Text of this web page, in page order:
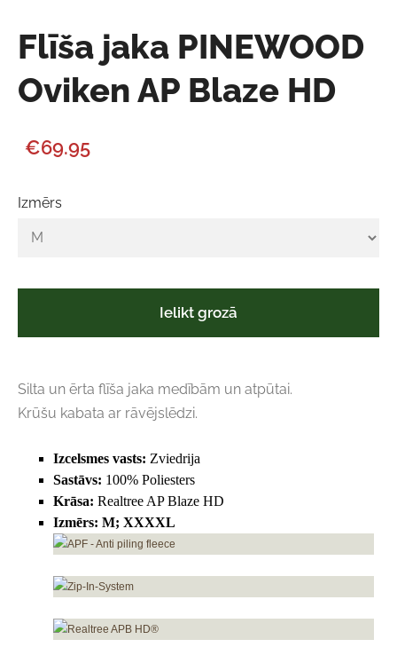
Flīša jaka PINEWOOD
Oviken AP Blaze HD
€69.95
Izmērs
Ielikt grozā
Silta un ērta flīša jaka medībām un atpūtai.
Krūšu kabata ar rāvējslēdzi.
Izcelsmes vasts: Zviedrija
Sastāvs: 100% Poliesters
Krāsa: Realtree AP Blaze HD
Izmērs: M; XXXXL